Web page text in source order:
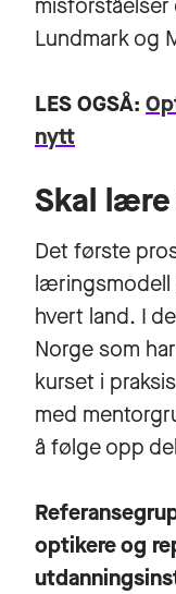
Lundmark og
LES OGSÅ:
nytt
Skal
Det første
læringsmodell
hvert land. I
Norge som
kurset i
med
å følge opp
optikere og